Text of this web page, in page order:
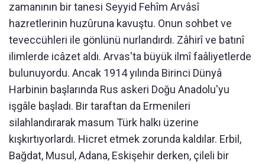
zamanının bir tanesi Seyyid Fehîm Arvâsî
hazretlerinin huzûruna kavuştu. Onun sohbet ve
teveccühleri ile gönlünü nurlandırdı. Zâhirî ve batınî
ilimlerde icâzet aldı. Arvas'ta büyük ilmî faâliyetlerde
bulunuyordu. Ancak 1914 yılında Birinci Dünyâ
Harbinin başlarında Rus askeri Doğu Anadolu'yu
işgâle başladı. Bir taraftan da Ermenileri
silahlandırarak masum Türk halkı üzerine
kışkırtıyorlardı. Hicret etmek zorunda kaldılar. Erbil,
Bağdat, Musul, Adana, Eskişehir derken, çileli bir